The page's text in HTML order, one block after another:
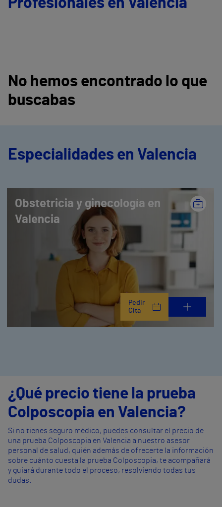
No hemos encontrado lo que
buscabas
Especialidades en Valencia
Obstetricia y ginecología en
Valencia
Pedir
Cita
¿Qué precio tiene la prueba
Colposcopia en Valencia?
Si no tienes seguro médico, puedes consultar el precio de
una prueba Colposcopia en Valencia a nuestro asesor
personal de salud, quién además de ofrecerte la información
sobre cuánto cuesta la prueba Colposcopia, te acompañará
y guiará durante todo el proceso, resolviendo todas tus
dudas.